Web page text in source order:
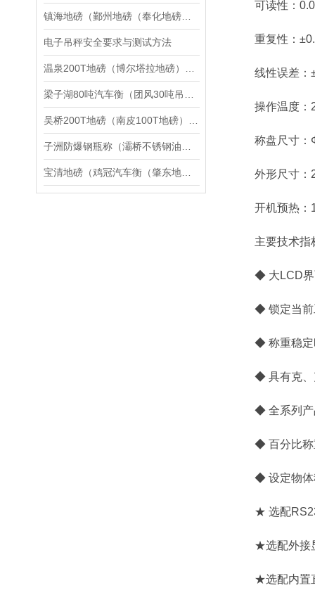
电子吊秤安全要求与测试方法
可读性：
重复性：
线性误差：
操作温度：
称盘尺寸：
外形尺寸：
开机预热：
主要技术指
◆ 大LCD界
◆ 锁定当前
◆ 称重稳定
◆ 具有克、克
◆ 全系列产
◆ 百分比称
◆ 设定物体
★ 选配
★选配外接
★选配内置直